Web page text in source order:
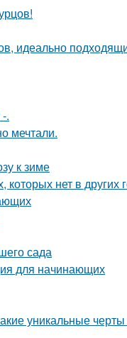
идеально
.
мечтали.
к зиме
которых нет в других
сада
для начинающих
уникальные